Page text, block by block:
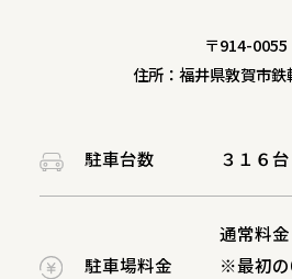
〒914-0055
住所：福井県敦賀市
駐車台数 ３１６台
駐車場料金
通常料
※最初の